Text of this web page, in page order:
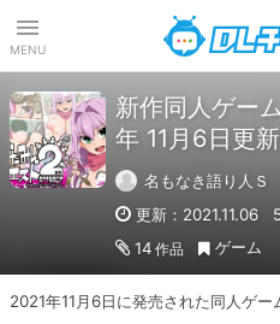
MENU
新作同人ゲー
年 11月6日更新
名もなき語り人Ｓ
更新：2021.11.06
14 作品 ゲーム
2021年11月6日に発売された同人ゲー